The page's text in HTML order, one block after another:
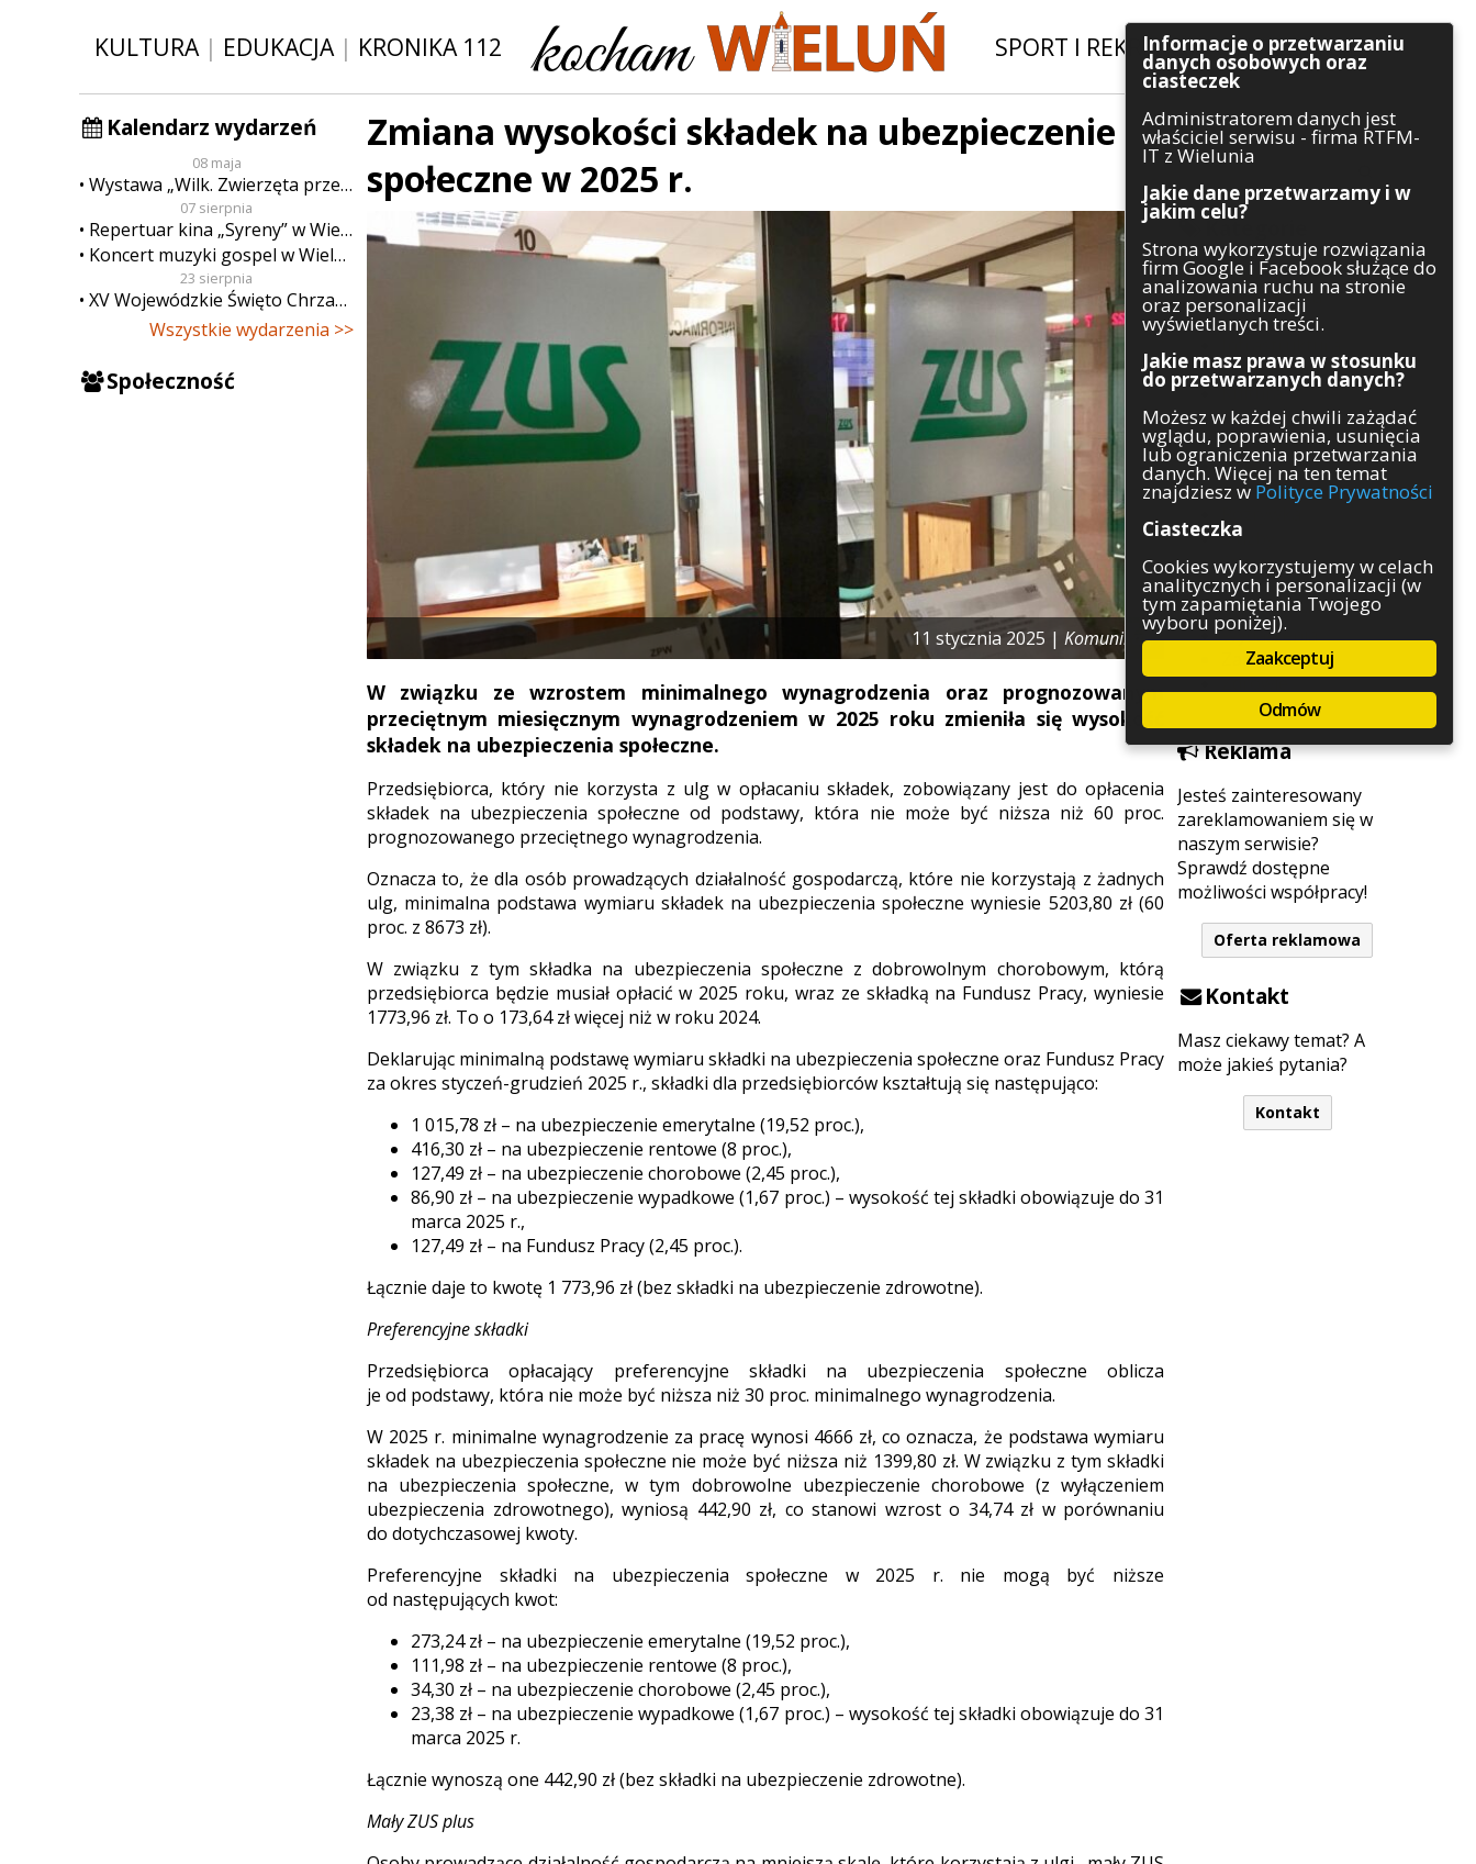
KULTURA| EDUKACJA| KRONIKA 112 SPORT I REKREACJA|INWESTYCJE
Kalendarz wydarzeń
08 maja
Wystawa „Wilk. Zwierzęta przeklęte”
07 sierpnia
Repertuar kina „Syreny” w Wieluniu w dn. od 7 do 13 sierpnia
Koncert muzyki gospel w Wieluniu
23 sierpnia
XV Wojewódzkie Święto Chrzanu
Wszystkie wydarzenia >>
Społeczność
Szukaj
Kategorie
Architektura
Gospodarka
Handel
Komunikaty
Kultura
Polityka
Pozostałe
Psychologia
Rolnictwo
Służby
Sport
Środowisko
Szkolnictwo
Wydarzenia
Zapowiedzi
Zdrowie
Reklama
Jesteś zainteresowany
zareklamowaniem się w
naszym serwisie?
Sprawdź dostępne
możliwości współpracy!
Oferta reklamowa
Kontakt
Masz ciekawy temat? A
może jakieś pytania?
Kontakt
Zmiana wysokości składek na ubezpieczenie
społeczne w 2025 r.
11 stycznia 2025 |Komunikaty
W związku ze wzrostem minimalnego wynagrodzenia oraz prognozowanym
przeciętnym miesięcznym wynagrodzeniem w 2025 roku zmieniła się wysokość
składek na ubezpieczenia społeczne.
Przedsiębiorca, który nie korzysta z ulg w opłacaniu składek, zobowiązany jest do opłacenia
składek na ubezpieczenia społeczne od podstawy, która nie może być niższa niż 60 proc.
prognozowanego przeciętnego wynagrodzenia.
Oznacza to, że dla osób prowadzących działalność gospodarczą, które nie korzystają z żadnych
ulg, minimalna podstawa wymiaru składek na ubezpieczenia społeczne wyniesie 5203,80 zł (60
proc. z 8673 zł).
W związku z tym składka na ubezpieczenia społeczne z dobrowolnym chorobowym, którą
przedsiębiorca będzie musiał opłacić w 2025 roku, wraz ze składką na Fundusz Pracy, wyniesie
1773,96 zł. To o 173,64 zł więcej niż w roku 2024.
Deklarując minimalną podstawę wymiaru składki na ubezpieczenia społeczne oraz Fundusz Pracy
za okres styczeń-grudzień 2025 r., składki dla przedsiębiorców kształtują się następująco:
1 015,78 zł – na ubezpieczenie emerytalne (19,52 proc.),
416,30 zł – na ubezpieczenie rentowe (8 proc.),
127,49 zł – na ubezpieczenie chorobowe (2,45 proc.),
86,90 zł – na ubezpieczenie wypadkowe (1,67 proc.) – wysokość tej składki obowiązuje do 31
marca 2025 r.,
127,49 zł – na Fundusz Pracy (2,45 proc.).
Łącznie daje to kwotę 1 773,96 zł (bez składki na ubezpieczenie zdrowotne).
Preferencyjne składki
Przedsiębiorca opłacający preferencyjne składki na ubezpieczenia społeczne oblicza
je od podstawy, która nie może być niższa niż 30 proc. minimalnego wynagrodzenia.
W 2025 r. minimalne wynagrodzenie za pracę wynosi 4666 zł, co oznacza, że podstawa wymiaru
składek na ubezpieczenia społeczne nie może być niższa niż 1399,80 zł. W związku z tym składki
na ubezpieczenia społeczne, w tym dobrowolne ubezpieczenie chorobowe (z wyłączeniem
ubezpieczenia zdrowotnego), wyniosą 442,90 zł, co stanowi wzrost o 34,74 zł w porównaniu
do dotychczasowej kwoty.
Preferencyjne składki na ubezpieczenia społeczne w 2025 r. nie mogą być niższe
od następujących kwot:
273,24 zł – na ubezpieczenie emerytalne (19,52 proc.),
111,98 zł – na ubezpieczenie rentowe (8 proc.),
34,30 zł – na ubezpieczenie chorobowe (2,45 proc.),
23,38 zł – na ubezpieczenie wypadkowe (1,67 proc.) – wysokość tej składki obowiązuje do 31
marca 2025 r.
Łącznie wynoszą one 442,90 zł (bez składki na ubezpieczenie zdrowotne).
Mały ZUS plus
Informacje o przetwarzaniu
danych osobowych oraz
ciasteczek
Administratorem danych jest
właściciel serwisu - firma RTFM-
IT z Wielunia
Jakie dane przetwarzamy i w
jakim celu?
Strona wykorzystuje rozwiązania
firm Google i Facebook służące do
analizowania ruchu na stronie
oraz personalizacji
wyświetlanych treści.
Jakie masz prawa w stosunku
do przetwarzanych danych?
Możesz w każdej chwili zażądać
wglądu, poprawienia, usunięcia
lub ograniczenia przetwarzania
danych. Więcej na ten temat
znajdziesz w Polityce Prywatności
Ciasteczka
Cookies wykorzystujemy w celach
analitycznych i personalizacji (w
tym zapamiętania Twojego
wyboru poniżej).
Zaakceptuj
Odmów